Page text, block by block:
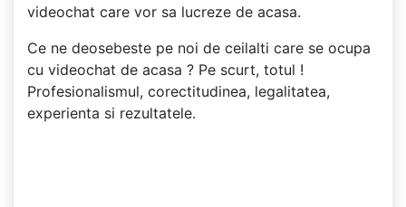
videochat care vor sa lucreze de acasa.
Ce ne deosebeste pe noi de ceilalti care se ocupa
cu videochat de acasa ? Pe scurt, totul !
Profesionalismul, corectitudinea, legalitatea,
experienta si rezultatele.